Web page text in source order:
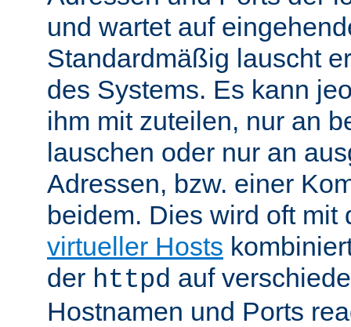
und wartet auf
Standardmäßig lauscht
des Systems. Es kann
ihm mit zuteilen, nur an
lauschen oder nur an
Adressen, bzw. einer
beidem. Dies wird oft mit
virtueller Hosts
der httpd auf
Hostnamen und Ports